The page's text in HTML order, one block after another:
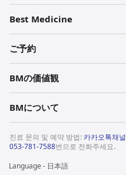
Best Medicine
ご予約
BMの価値観
BMについて
진료 문의 및 예약 방법: 카카오톡채널
053-781-7588번으로 전화주세요.
Language - 日本語